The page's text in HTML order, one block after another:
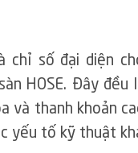
chỉ số đại diện
HOSE. Đây đều
và thanh khoản
yếu tố kỹ thuật